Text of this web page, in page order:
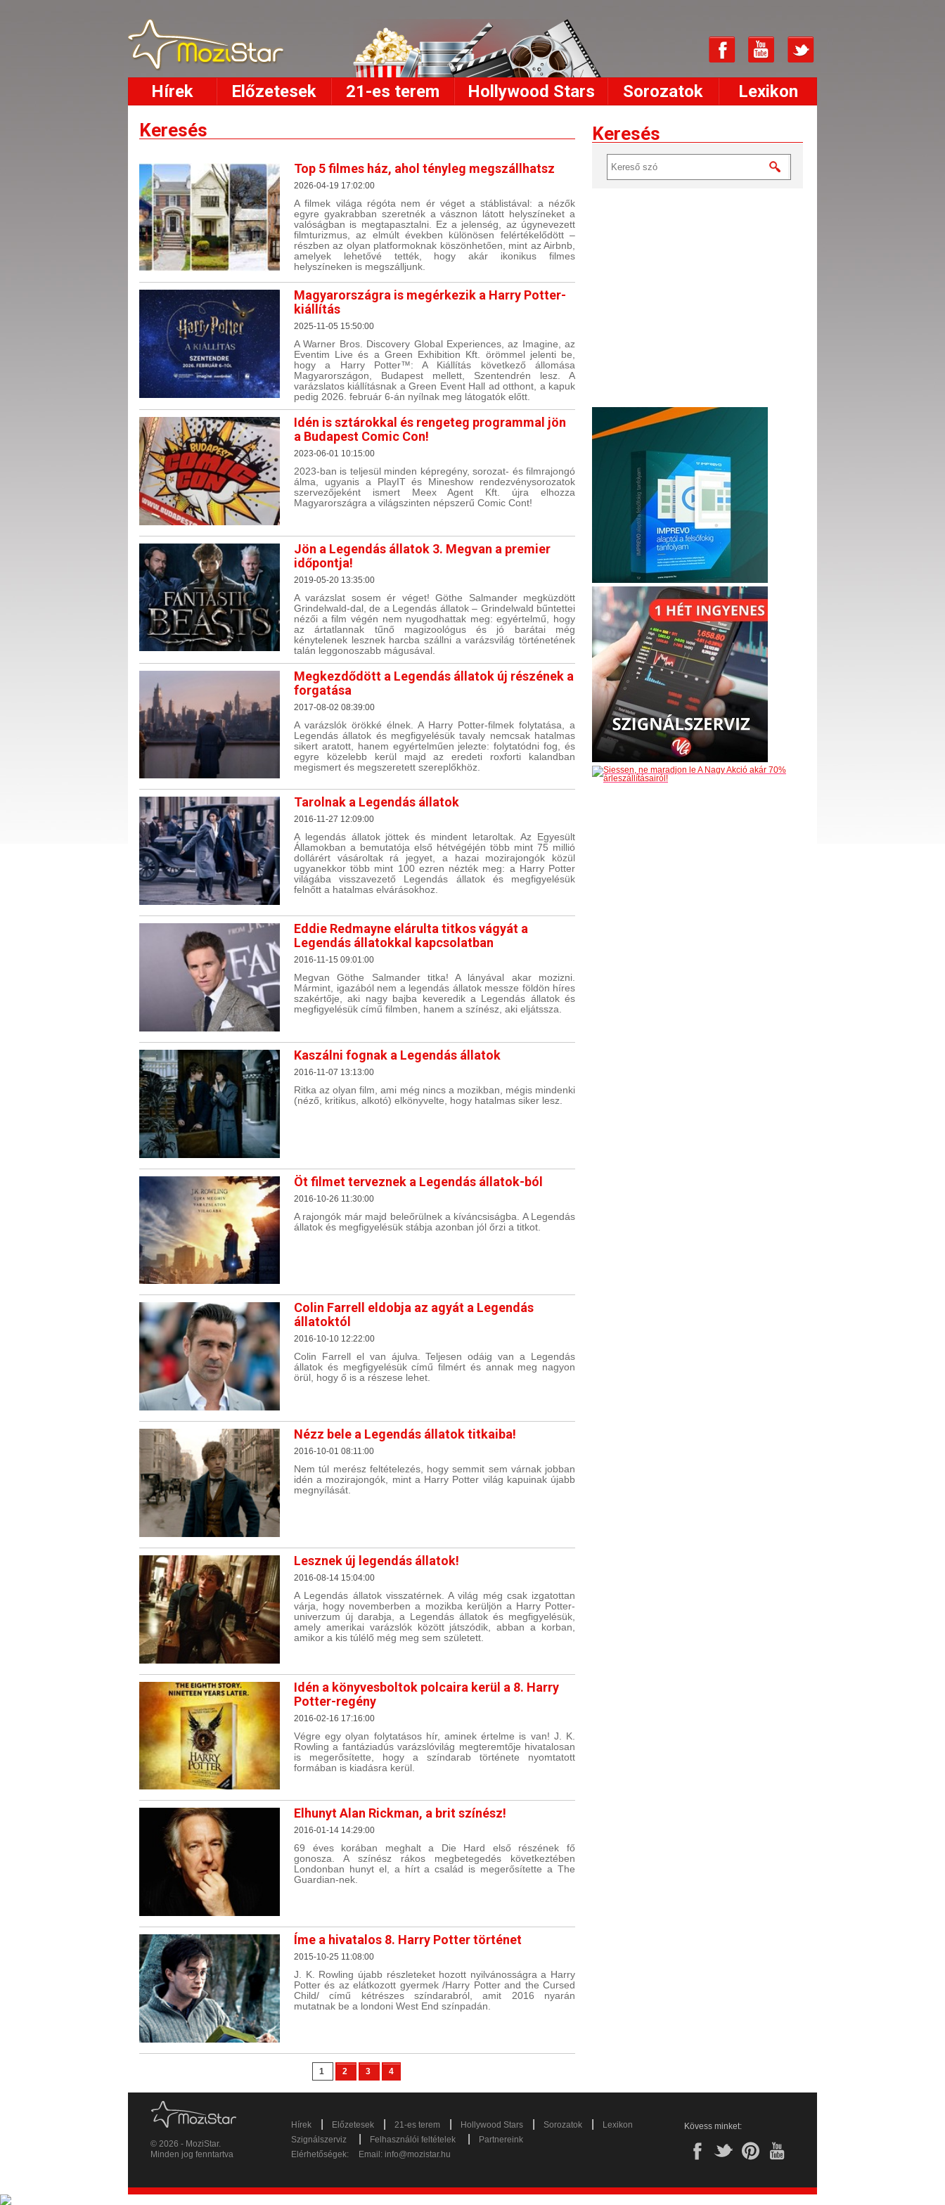
Hírek Előzetesek 21-es terem Hollywood Stars Sorozatok Lexikon
Keresés
Top 5 filmes ház, ahol tényleg megszállhatsz
2026-04-19 17:02:00
A filmek világa régóta nem ér véget a stáblistával: a nézők
egyre gyakrabban szeretnék a vásznon látott helyszíneket a
valóságban is megtapasztalni. Ez a jelenség, az úgynevezett
filmturizmus, az elmúlt években különösen felértékelődött –
részben az olyan platformoknak köszönhetően, mint az Airbnb,
amelyek lehetővé tették, hogy akár ikonikus filmes
helyszíneken is megszálljunk.
Magyarországra is megérkezik a Harry Potter-
kiállítás
2025-11-05 15:50:00
A Warner Bros. Discovery Global Experiences, az Imagine, az
Eventim Live és a Green Exhibition Kft. örömmel jelenti be,
hogy a Harry Potter™: A Kiállítás következő állomása
Magyarországon, Budapest mellett, Szentendrén lesz. A
varázslatos kiállításnak a Green Event Hall ad otthont, a kapuk
pedig 2026. február 6-án nyílnak meg látogatók előtt.
Idén is sztárokkal és rengeteg programmal jön
a Budapest Comic Con!
2023-06-01 10:15:00
2023-ban is teljesül minden képregény, sorozat- és filmrajongó
álma, ugyanis a PlayIT és Mineshow rendezvénysorozatok
szervezőjeként ismert Meex Agent Kft. újra elhozza
Magyarországra a világszinten népszerű Comic Cont!
Jön a Legendás állatok 3. Megvan a premier
időpontja!
2019-05-20 13:35:00
A varázslat sosem ér véget! Göthe Salmander megküzdött
Grindelwald-dal, de a Legendás állatok – Grindelwald bűntettei
nézői a film végén nem nyugodhattak meg: egyértelmű, hogy
az ártatlannak tűnő magizoológus és jó barátai még
kénytelenek lesznek harcba szállni a varázsvilág történetének
talán leggonoszabb mágusával.
Megkezdődött a Legendás állatok új részének a
forgatása
2017-08-02 08:39:00
A varázslók örökké élnek. A Harry Potter-filmek folytatása, a
Legendás állatok és megfigyelésük tavaly nemcsak hatalmas
sikert aratott, hanem egyértelműen jelezte: folytatódni fog, és
egyre közelebb kerül majd az eredeti roxforti kalandban
megismert és megszeretett szereplőkhöz.
Tarolnak a Legendás állatok
2016-11-27 12:09:00
A legendás állatok jöttek és mindent letaroltak. Az Egyesült
Államokban a bemutatója első hétvégéjén több mint 75 millió
dollárért vásároltak rá jegyet, a hazai mozirajongók közül
ugyanekkor több mint 100 ezren nézték meg: a Harry Potter
világába visszavezető Legendás állatok és megfigyelésük
felnőtt a hatalmas elvárásokhoz.
Eddie Redmayne elárulta titkos vágyát a
Legendás állatokkal kapcsolatban
2016-11-15 09:01:00
Megvan Göthe Salmander titka! A lányával akar mozizni.
Mármint, igazából nem a legendás állatok messze földön híres
szakértője, aki nagy bajba keveredik a Legendás állatok és
megfigyelésük című filmben, hanem a színész, aki eljátssza.
Kaszálni fognak a Legendás állatok
2016-11-07 13:13:00
Ritka az olyan film, ami még nincs a mozikban, mégis mindenki
(néző, kritikus, alkotó) elkönyvelte, hogy hatalmas siker lesz.
Öt filmet terveznek a Legendás állatok-ból
2016-10-26 11:30:00
A rajongók már majd beleőrülnek a kíváncsiságba. A Legendás
állatok és megfigyelésük stábja azonban jól őrzi a titkot.
Colin Farrell eldobja az agyát a Legendás
állatoktól
2016-10-10 12:22:00
Colin Farrell el van ájulva. Teljesen odáig van a Legendás
állatok és megfigyelésük című filmért és annak meg nagyon
örül, hogy ő is a részese lehet.
Nézz bele a Legendás állatok titkaiba!
2016-10-01 08:11:00
Nem túl merész feltételezés, hogy semmit sem várnak jobban
idén a mozirajongók, mint a Harry Potter világ kapuinak újabb
megnyílását.
Lesznek új legendás állatok!
2016-08-14 15:04:00
A Legendás állatok visszatérnek. A világ még csak izgatottan
várja, hogy novemberben a mozikba kerüljön a Harry Potter-
univerzum új darabja, a Legendás állatok és megfigyelésük,
amely amerikai varázslók között játszódik, abban a korban,
amikor a kis túlélő még meg sem született.
Idén a könyvesboltok polcaira kerül a 8. Harry
Potter-regény
2016-02-16 17:16:00
Végre egy olyan folytatásos hír, aminek értelme is van! J. K.
Rowling a fantáziadús varázslóvilág megteremtője hivatalosan
is megerősítette, hogy a színdarab története nyomtatott
formában is kiadásra kerül.
Elhunyt Alan Rickman, a brit színész!
2016-01-14 14:29:00
69 éves korában meghalt a Die Hard első részének fő
gonosza. A színész rákos megbetegedés következtében
Londonban hunyt el, a hírt a család is megerősítette a The
Guardian-nek.
Íme a hivatalos 8. Harry Potter történet
2015-10-25 11:08:00
J. K. Rowling újabb részleteket hozott nyilvánosságra a Harry
Potter és az elátkozott gyermek /Harry Potter and the Cursed
Child/ című kétrészes színdarabról, amit 2016 nyarán
mutatnak be a londoni West End színpadán.
1 2 3 4
Keresés
© 2026 - MoziStar.
Minden jog fenntartva
Hírek Előzetesek 21-es terem Hollywood Stars Sorozatok
Lexikon
Szignálszerviz
Felhasználói feltételek
Partnereink
Elérhetőségek:
Email: info@mozistar.hu
Kövess minket: